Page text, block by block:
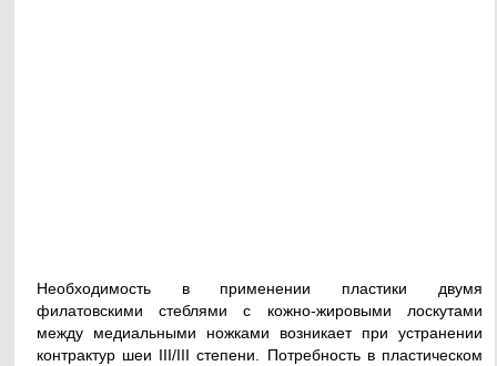
Необходимость в применении пластики двумя
филатовскими стеблями с кожно-жировыми лоскутами
между медиальными ножками возникает при устранении
контрактур шеи III/III степени. Потребность в пластическом